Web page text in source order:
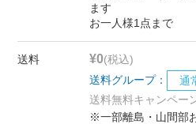
ます
お一人様1点まで
送料 ¥0(税込)
送料グループ：
通
送料無料キャンペー
※一部離島・山間部